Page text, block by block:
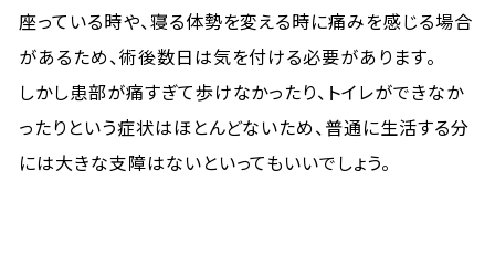
座っている時や、寝る体勢を変える時に痛みを感じる場合
があるため、術後数日は気を付ける必要があります。
しかし患部が痛すぎて歩けなかったり、トイレができなか
ったりという症状はほとんどないため、普通に生活する分
には大きな支障はないといってもいいでしょう。